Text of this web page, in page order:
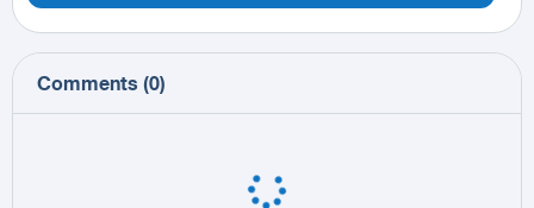
Comments (0)